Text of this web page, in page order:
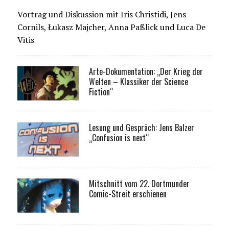
Vortrag und Diskussion mit Iris Christidi, Jens
Cornils, Łukasz Majcher, Anna Paßlick und Luca De
Vitis
Arte-Dokumentation: „Der Krieg der
Welten – Klassiker der Science
Fiction“
Lesung und Gespräch: Jens Balzer
„Confusion is next“
Mitschnitt vom 22. Dortmunder
Comic-Streit erschienen